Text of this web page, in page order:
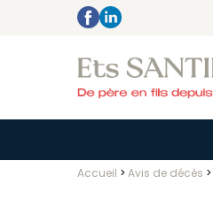
Accueil > Avis de décès >